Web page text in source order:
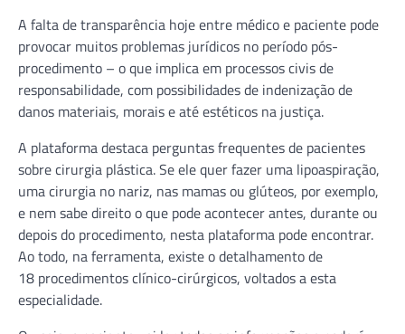
A falta de transparência hoje entre médico e paciente pode
provocar muitos problemas jurídicos no período pós-
procedimento – o que implica em processos civis de
responsabilidade, com possibilidades de indenização de
danos materiais, morais e até estéticos na justiça.
A plataforma destaca perguntas frequentes de pacientes
sobre cirurgia plástica. Se ele quer fazer uma lipoaspiração,
uma cirurgia no nariz, nas mamas ou glúteos, por exemplo,
e nem sabe direito o que pode acontecer antes, durante ou
depois do procedimento, nesta plataforma pode encontrar.
Ao todo, na ferramenta, existe o detalhamento de
18 procedimentos clínico-cirúrgicos, voltados a esta
especialidade.